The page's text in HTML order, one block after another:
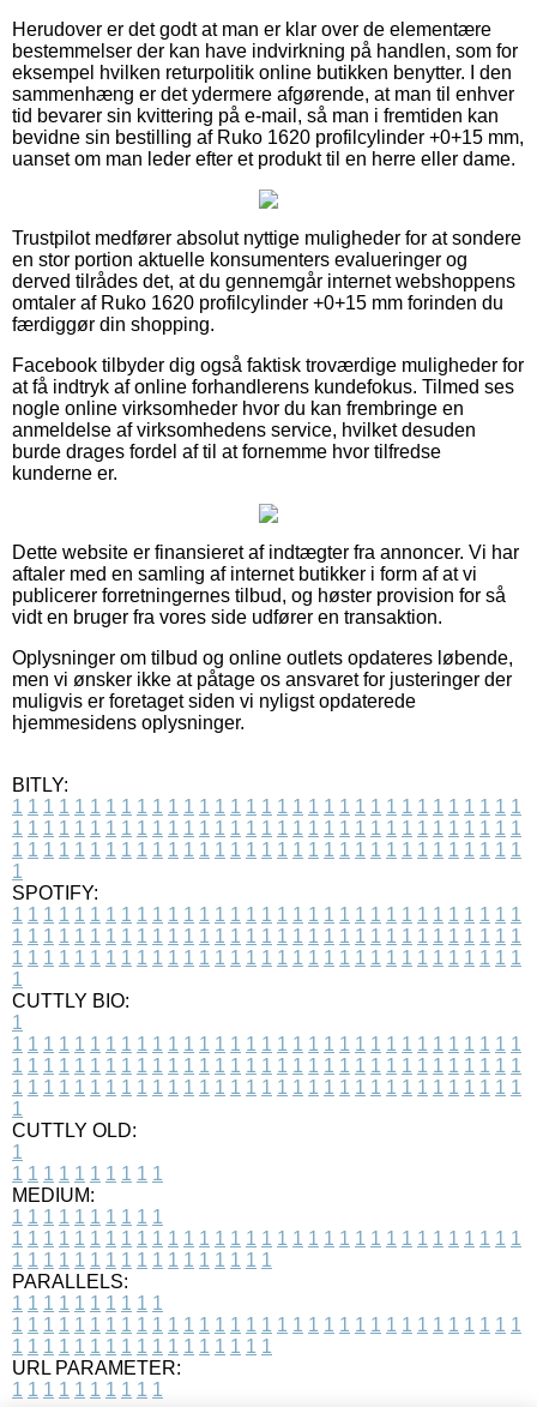
Herudover er det godt at man er klar over de elementære
bestemmelser der kan have indvirkning på handlen, som for
eksempel hvilken returpolitik online butikken benytter. I den
sammenhæng er det ydermere afgørende, at man til enhver
tid bevarer sin kvittering på e-mail, så man i fremtiden kan
bevidne sin bestilling af Ruko 1620 profilcylinder +0+15 mm,
uanset om man leder efter et produkt til en herre eller dame.
Trustpilot medfører absolut nyttige muligheder for at sondere
en stor portion aktuelle konsumenters evalueringer og
derved tilrådes det, at du gennemgår internet webshoppens
omtaler af Ruko 1620 profilcylinder +0+15 mm forinden du
færdiggør din shopping.
Facebook tilbyder dig også faktisk troværdige muligheder for
at få indtryk af online forhandlerens kundefokus. Tilmed ses
nogle online virksomheder hvor du kan frembringe en
anmeldelse af virksomhedens service, hvilket desuden
burde drages fordel af til at fornemme hvor tilfredse
kunderne er.
Dette website er finansieret af indtægter fra annoncer. Vi har
aftaler med en samling af internet butikker i form af at vi
publicerer forretningernes tilbud, og høster provision for så
vidt en bruger fra vores side udfører en transaktion.
Oplysninger om tilbud og online outlets opdateres løbende,
men vi ønsker ikke at påtage os ansvaret for justeringer der
muligvis er foretaget siden vi nyligst opdaterede
hjemmesidens oplysninger.
BITLY:
1 1 1 1 1 1 1 1 1 1 1 1 1 1 1 1 1 1 1 1 1 1 1 1 1 1 1 1 1 1 1 1 1
1 1 1 1 1 1 1 1 1 1 1 1 1 1 1 1 1 1 1 1 1 1 1 1 1 1 1 1 1 1 1 1 1
1 1 1 1 1 1 1 1 1 1 1 1 1 1 1 1 1 1 1 1 1 1 1 1 1 1 1 1 1 1 1 1 1
1
SPOTIFY:
1 1 1 1 1 1 1 1 1 1 1 1 1 1 1 1 1 1 1 1 1 1 1 1 1 1 1 1 1 1 1 1 1
1 1 1 1 1 1 1 1 1 1 1 1 1 1 1 1 1 1 1 1 1 1 1 1 1 1 1 1 1 1 1 1 1
1 1 1 1 1 1 1 1 1 1 1 1 1 1 1 1 1 1 1 1 1 1 1 1 1 1 1 1 1 1 1 1 1
1
CUTTLY BIO:
1
1 1 1 1 1 1 1 1 1 1 1 1 1 1 1 1 1 1 1 1 1 1 1 1 1 1 1 1 1 1 1 1 1
1 1 1 1 1 1 1 1 1 1 1 1 1 1 1 1 1 1 1 1 1 1 1 1 1 1 1 1 1 1 1 1 1
1 1 1 1 1 1 1 1 1 1 1 1 1 1 1 1 1 1 1 1 1 1 1 1 1 1 1 1 1 1 1 1 1
1
CUTTLY OLD:
1
1 1 1 1 1 1 1 1 1 1
MEDIUM:
1 1 1 1 1 1 1 1 1 1
1 1 1 1 1 1 1 1 1 1 1 1 1 1 1 1 1 1 1 1 1 1 1 1 1 1 1 1 1 1 1 1 1
1 1 1 1 1 1 1 1 1 1 1 1 1 1 1 1 1
PARALLELS:
1 1 1 1 1 1 1 1 1 1
1 1 1 1 1 1 1 1 1 1 1 1 1 1 1 1 1 1 1 1 1 1 1 1 1 1 1 1 1 1 1 1 1
1 1 1 1 1 1 1 1 1 1 1 1 1 1 1 1 1
URL PARAMETER:
1 1 1 1 1 1 1 1 1 1